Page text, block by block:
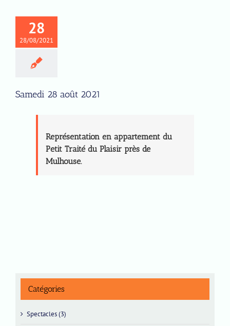
28
28/08/2021
Samedi 28 août 2021
Représentation en appartement du
Petit Traité du Plaisir près de
Mulhouse.
Catégories
Spectacles (3)